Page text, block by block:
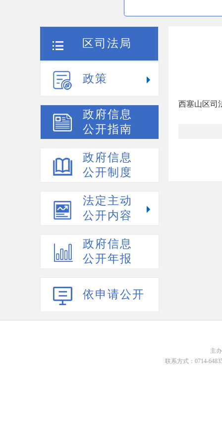
区司法局
政策
政府信息
公开指南
政府信息
公开制度
法定主动
公开内容
政府信息
公开年报
依申请公开
西塞山区司
主
联系方式：0714-